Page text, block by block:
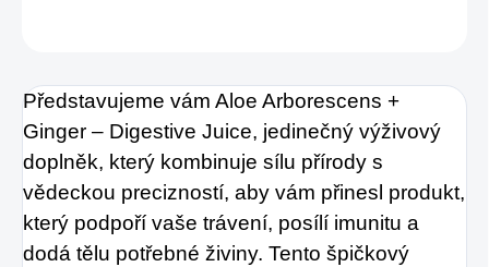
Představujeme vám Aloe Arborescens +
Ginger – Digestive Juice, jedinečný výživový
doplněk, který kombinuje sílu přírody s
vědeckou precizností, aby vám přinesl produkt,
který podpoří vaše trávení, posílí imunitu a
dodá tělu potřebné živiny. Tento špičkový